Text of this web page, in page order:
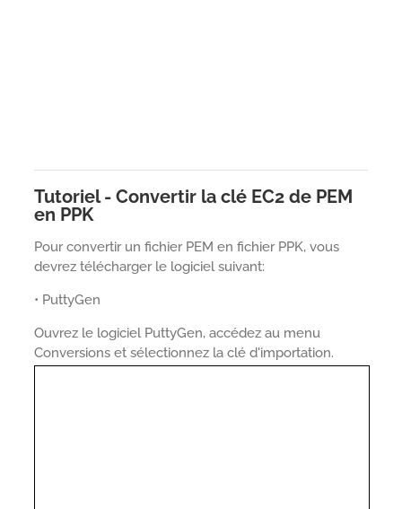
Tutoriel - Convertir la clé EC2 de PEM
en PPK
Pour convertir un fichier PEM en fichier PPK, vous
devrez télécharger le logiciel suivant:
• PuttyGen
Ouvrez le logiciel PuttyGen, accédez au menu
Conversions et sélectionnez la clé d'importation.